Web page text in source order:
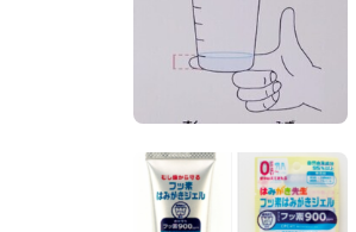
#渡邊大地の令和的ワーパパ道